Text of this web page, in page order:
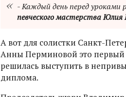
- Каждый день перед уроками
певческого мастерства Юлия
А вот для солистки Санкт-
Анны Перминовой это первый
решилась выступить в
диплома.